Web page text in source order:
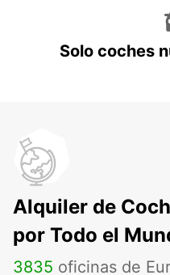
Solo coches
Alquiler de
por Todo el
3835 oficinas de